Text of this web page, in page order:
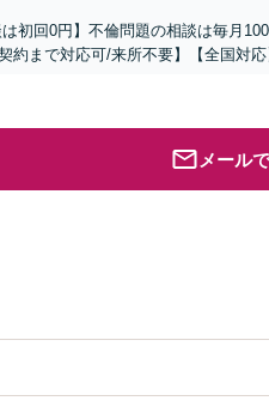
初回0円】不倫問題の相談は毎月
まで対応可/来所不要】【全国対応
メール